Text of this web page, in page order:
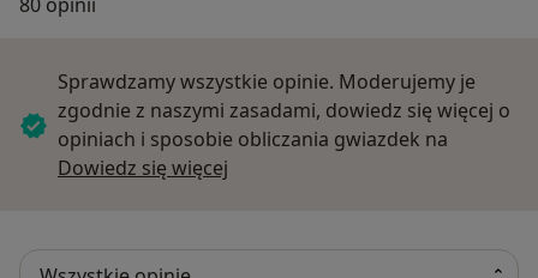
Sprawdzamy wszystkie opinie. Moderujemy je
zgodnie z naszymi zasadami, dowiedz się więcej o
opiniach i sposobie obliczania gwiazdek na
Dowiedz się więcej